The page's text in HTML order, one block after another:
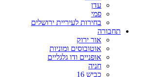
עדן
פמי
בחירות לעיריית ירושלים
תחבורה
אור ירוק
אוטובוסים ומוניות
אופניים ודו גלגליים
חניה
כביש 16